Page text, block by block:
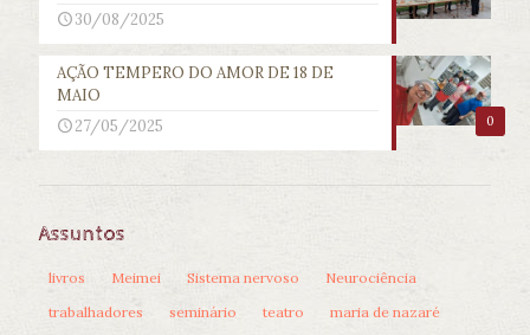
30/08/2025
0
AÇÃO TEMPERO DO AMOR DE 18 DE
MAIO
27/05/2025
Assuntos
livros Meimei Sistema nervoso
Neurociência
trabalhadores
seminário teatro
maria de nazaré